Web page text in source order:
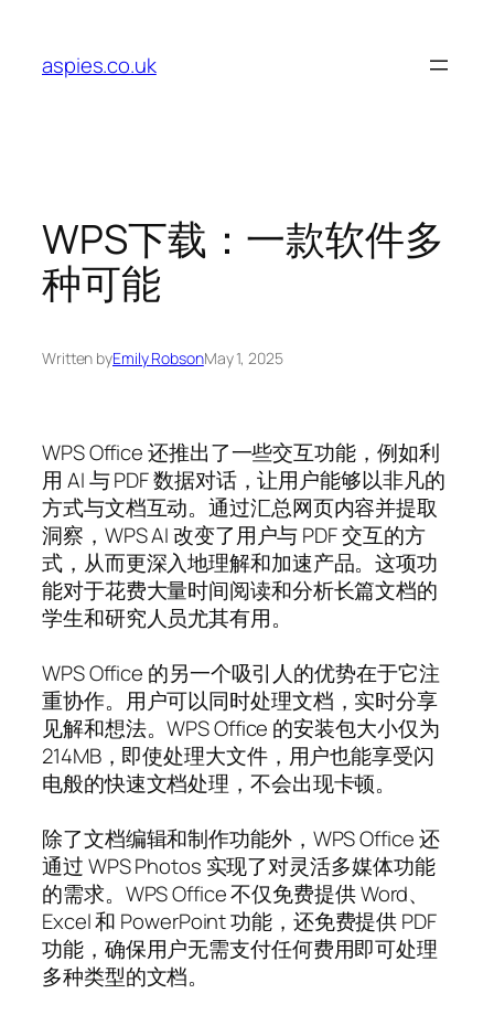
content
aspies.co.uk
WPS下载：一款软件多
种可能
Written byEmily RobsonMay 1, 2025
WPS Office 还推出了一些交互功能，例如利
用 AI 与 PDF 数据对话，让用户能够以非凡的
方式与文档互动。通过汇总网页内容并提取
洞察，WPS AI 改变了用户与 PDF 交互的方
式，从而更深入地理解和加速产品。这项功
能对于花费大量时间阅读和分析长篇文档的
学生和研究人员尤其有用。
WPS Office 的另一个吸引人的优势在于它注
重协作。用户可以同时处理文档，实时分享
见解和想法。WPS Office 的安装包大小仅为
214MB，即使处理大文件，用户也能享受闪
电般的快速文档处理，不会出现卡顿。
除了文档编辑和制作功能外，WPS Office 还
通过 WPS Photos 实现了对灵活多媒体功能
的需求。WPS Office 不仅免费提供 Word、
Excel 和 PowerPoint 功能，还免费提供 PDF
功能，确保用户无需支付任何费用即可处理
多种类型的文档。